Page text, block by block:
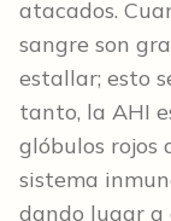
atacados.
sangre son
estallar; esto
tanto, la AHI
glóbulos rojos
sistema
dando lugar